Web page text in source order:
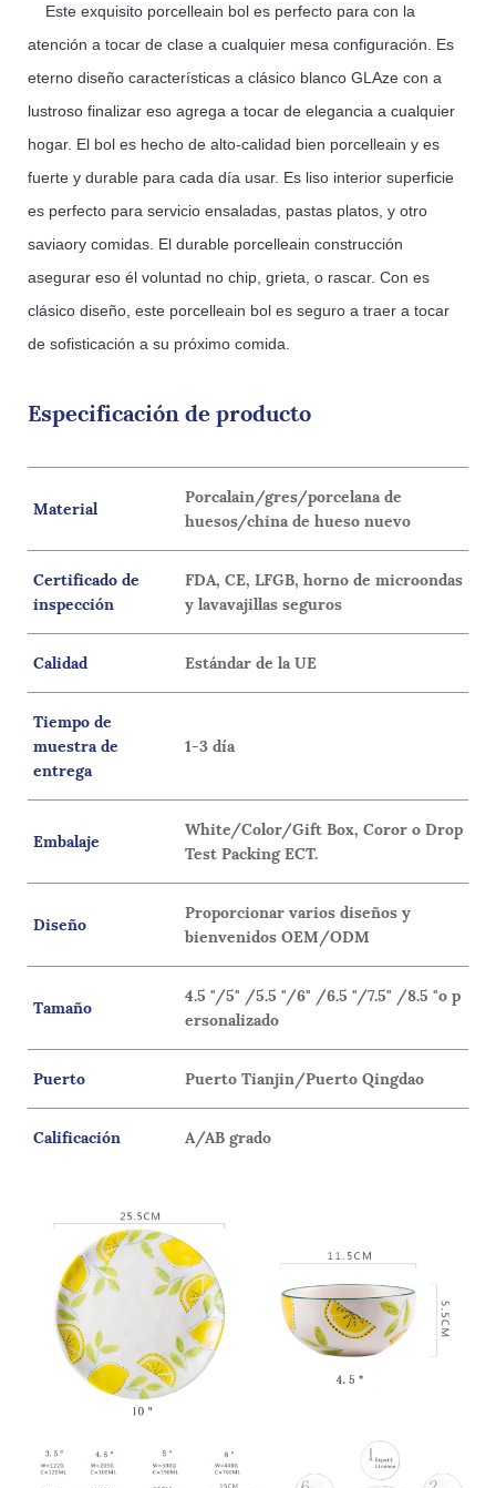
Este exquisito porcelleain bol es perfecto para con la
atención a tocar de clase a cualquier mesa configuración
Es
eterno diseño características a clásico blanco GL Aze con a
lustroso finalizar eso agrega a tocar de elegancia a cualquier
hogar. El bol es hecho de alto-calidad bien porcelleain y es
fuerte y durable para cada día usar. Es liso interior superficie
es perfecto para servicio ensaladas pastas platos y otro
saviaory comidas El durable porcelleain construcción
asegurar eso él voluntad no chip grieta o rascar. Con es
clásico diseño este porcelleain bol es seguro a traer a tocar
de sofisticación a su próximo comida
Especificación de producto
Material
Porcalain/gres/porcelana de
huesos/china de hueso nuevo
Certificado de
inspección
FDA, CE, LFGB, horno de microondas
y lavavajillas seguros
Calidad Estándar de la UE
Tiempo de
muestra de
entrega
1-3 día
Embalaje
White/Color/Gift Box, Coror o Drop
Test Packing ECT.
Diseño
Proporcionar varios diseños y
bienvenidos OEM/ODM
Tamaño
4.5 "/5" /5.5 "/6" /6.5 "/7.5" /8.5 "o p
ersonalizado
Puerto Puerto Tianjin/Puerto Qingdao
Calificación A/AB grado